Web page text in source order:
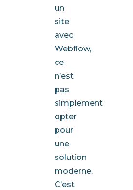
un
site
avec
Webflow,
ce
n’est
pas
simplement
opter
pour
une
solution
moderne.
C’est